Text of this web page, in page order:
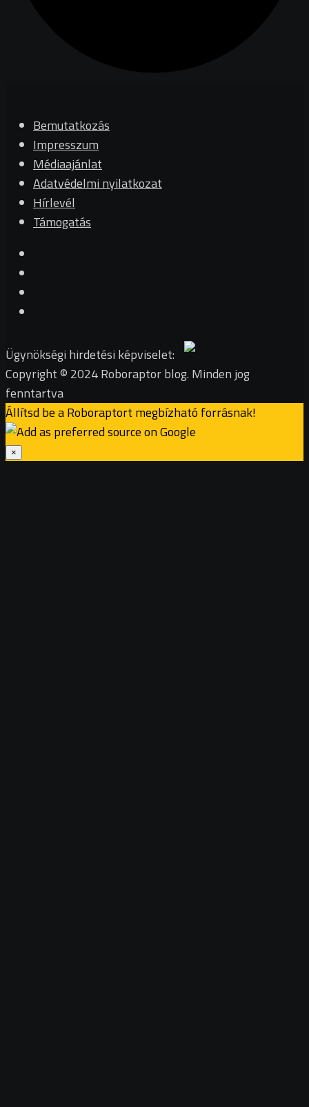
Bemutatkozás
Impresszum
Médiaajánlat
Adatvédelmi nyilatkozat
Hírlevél
Támogatás
Ügynökségi hirdetési képviselet:
Copyright © 2024 Roboraptor blog. Minden jog
fenntartva
Állítsd be a Roboraptort megbízható forrásnak!
×